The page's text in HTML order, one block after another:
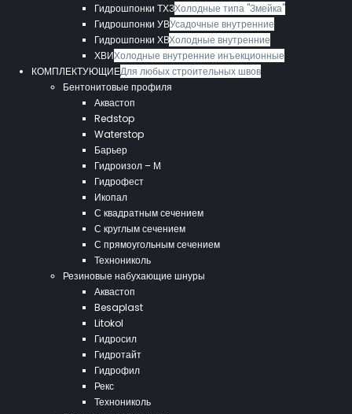
Гидрошпонки ТХЗХолодные типа "Змейка"
Гидрошпонки УВУсадочные внутренние
Гидрошпонки ХВХолодные внутренние
ХВИХолодные внутренние инъекционные
КОМПЛЕКТУЮЩИЕДля любых строительных швов
Бентонитовые профиля
Аквастоп
Redstop
Waterstop
Барьер
Гидроизол – М
Гидрофест
Икопал
С квадратным сечением
С круглым сечением
С прямоугольным сечением
Технониколь
Резиновые набухающие шнуры
Аквастоп
Besaplast
Litokol
Гидросил
Гидротайт
Гидрофил
Рекс
Технониколь